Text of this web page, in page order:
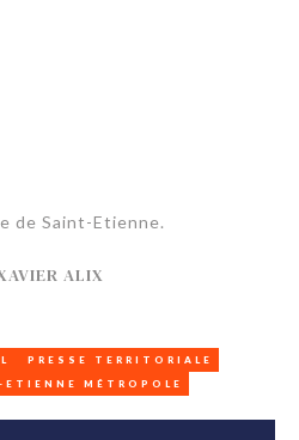
de Saint-Etienne.
ALIX
PRESSE TERRITORIALE
MÉTROPOLE